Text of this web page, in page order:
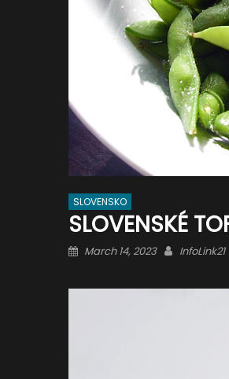
SLOVENSKO
SLOVENSKÉ
Posted
March 14, 2023 Author
InfoLink21